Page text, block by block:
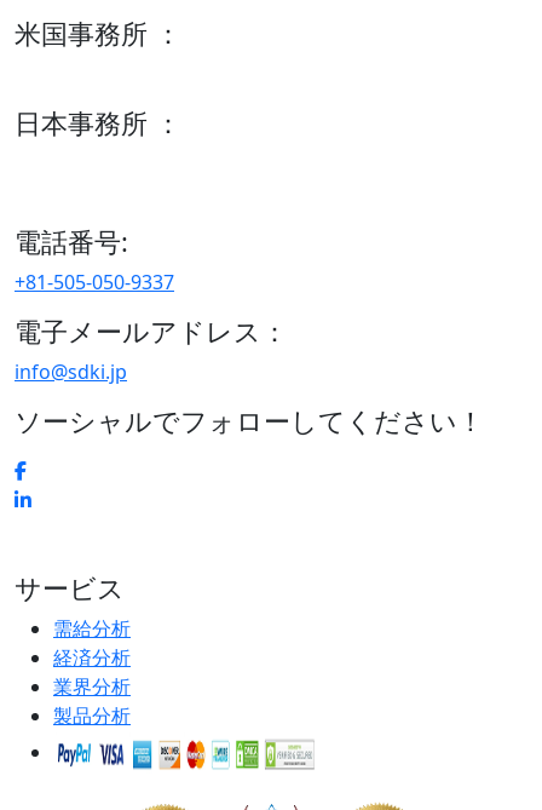
米国事務所 ：
日本事務所 ：
電話番号:
+81-505-050-9337
電子メールアドレス：
info@sdki.jp
ソーシャルでフォローしてください！
サービス
需給分析
経済分析
業界分析
製品分析